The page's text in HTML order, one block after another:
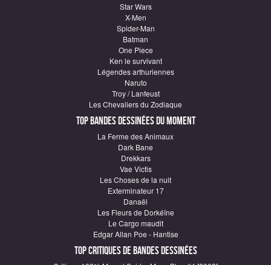
Star Wars
X-Men
Spider-Man
Batman
One Piece
Ken le survivant
Légendes arthuriennes
Naruto
Troy / Lanfeust
Les Chevaliers du Zodiaque
Top Bandes Dessinées du moment
La Ferme des Animaux
Dark Bane
Drekkars
Vae Victis
Les Choses de la nuit
Exterminateur 17
Danaël
Les Fleurs de Dorkéïne
Le Cargo maudit
Edgar Allan Poe - Hantise
Top critiques de Bandes Dessinées